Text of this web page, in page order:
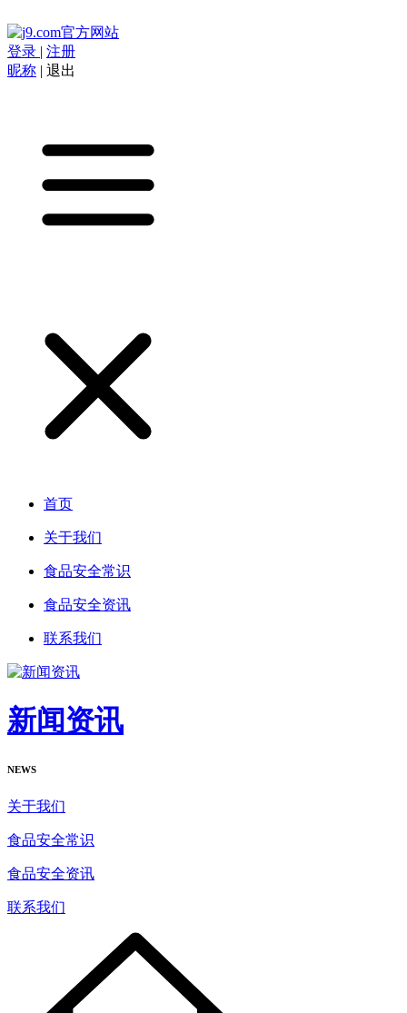
登录 | 注册
昵称 | 退出
首页
关于我们
食品安全常识
食品安全资讯
联系我们
新闻资讯
NEWS
关于我们
食品安全常识
食品安全资讯
联系我们